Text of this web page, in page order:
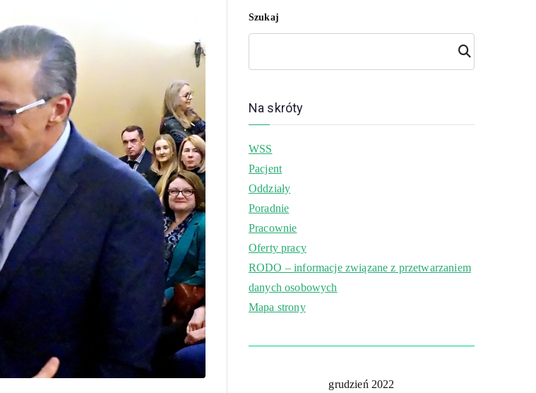
Szukaj
Szuk
aj
Na skróty
WSS
Pacjent
Oddziały
Poradnie
Pracownie
Oferty pracy
RODO – informacje związane z przetwarzaniem
danych osobowych
Mapa strony
grudzień 2022